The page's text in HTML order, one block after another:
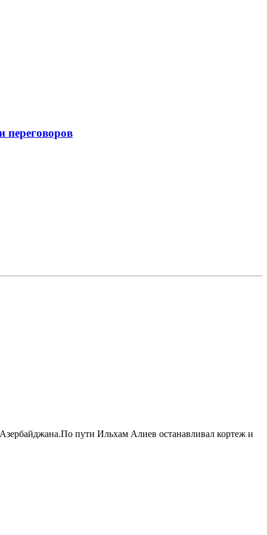
переговоров
пути Ильхам Алиев останавливал кортеж и